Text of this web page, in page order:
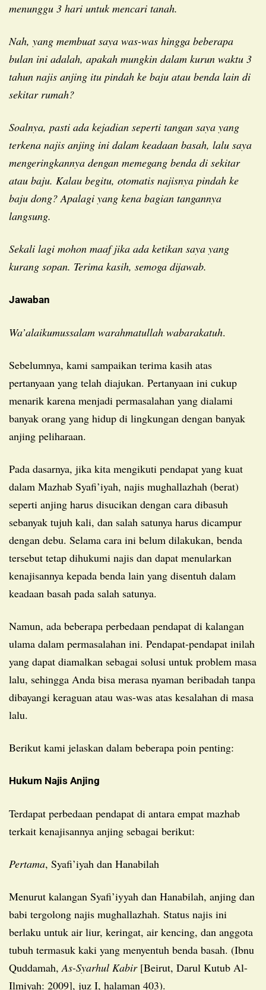
menunggu 3 hari untuk mencari tanah.
Nah, yang membuat saya was-was hingga beberapa
bulan ini adalah, apakah mungkin dalam kurun waktu 3
tahun najis anjing itu pindah ke baju atau benda lain di
sekitar rumah?
Soalnya, pasti ada kejadian seperti tangan saya yang
terkena najis anjing ini dalam keadaan basah, lalu saya
mengeringkannya dengan memegang benda di sekitar
atau baju. Kalau begitu, otomatis najisnya pindah ke
baju dong? Apalagi yang kena bagian tangannya
langsung.
Sekali lagi mohon maaf jika ada ketikan saya yang
kurang sopan. Terima kasih, semoga dijawab.
Jawaban
Wa’alaikumussalam warahmatullah wabarakatuh.
Sebelumnya, kami sampaikan terima kasih atas
pertanyaan yang telah diajukan. Pertanyaan ini cukup
menarik karena menjadi permasalahan yang dialami
banyak orang yang hidup di lingkungan dengan banyak
anjing peliharaan.
Pada dasarnya, jika kita mengikuti pendapat yang kuat
dalam Mazhab Syafi’iyah, najis mughallazhah (berat)
seperti anjing harus disucikan dengan cara dibasuh
sebanyak tujuh kali, dan salah satunya harus dicampur
dengan debu. Selama cara ini belum dilakukan, benda
tersebut tetap dihukumi najis dan dapat menularkan
kenajisannya kepada benda lain yang disentuh dalam
keadaan basah pada salah satunya.
Namun, ada beberapa perbedaan pendapat di kalangan
ulama dalam permasalahan ini. Pendapat-pendapat inilah
yang dapat diamalkan sebagai solusi untuk problem masa
lalu, sehingga Anda bisa merasa nyaman beribadah tanpa
dibayangi keraguan atau was-was atas kesalahan di masa
lalu.
Berikut kami jelaskan dalam beberapa poin penting:
Hukum Najis Anjing
Terdapat perbedaan pendapat di antara empat mazhab
terkait kenajisannya anjing sebagai berikut:
Pertama, Syafi’iyah dan Hanabilah
Menurut kalangan Syafi’iyyah dan Hanabilah, anjing dan
babi tergolong najis mughallazhah. Status najis ini
berlaku untuk air liur, keringat, air kencing, dan anggota
tubuh termasuk kaki yang menyentuh benda basah. (Ibnu
Quddamah, As-Syarhul Kabir[Beirut, Darul Kutub Al-
Ilmiyah: 2009], juz I, halaman 403).